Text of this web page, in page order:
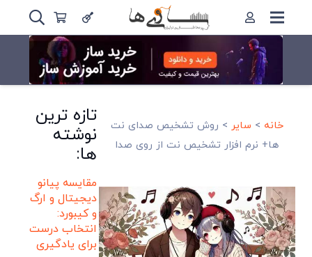
خانه > سایر > روش تشخیص صدای نت
ها+ نرم افزار تشخیص نت از روی صدا
تازه ترین
نوشته
ها:
مقایسه پیانو
دیجیتال و ارگ
و کیبورد:
انتخاب درست
برای یادگیری